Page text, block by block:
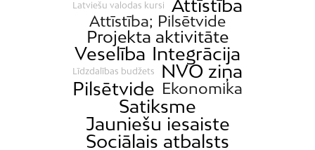
Latviešu valodas kursi Attīstība
Attīstība; Pilsētvide
Projekta aktivitāte
Veselība Integrācija
Līdzdalības budžets
NVO ziņa
Pilsētvide Ekonomika
Satiksme
Jauniešu iesaiste
Sociālais atbalsts